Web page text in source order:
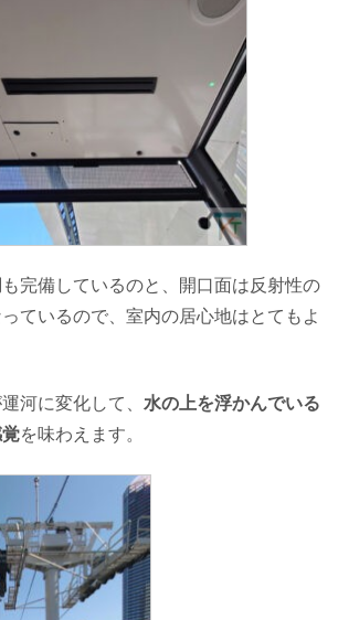
完備しているのと、開口面は反射性の
ているので、室内の居心地はとてもよ
河に変化して、 水の上を浮かんでいる
を味わえます。